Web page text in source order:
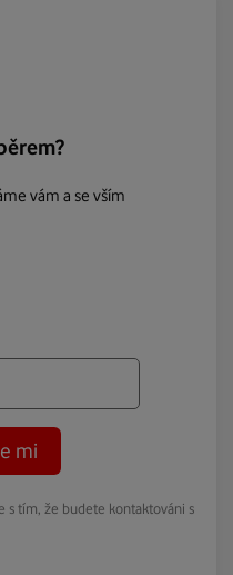
vám a se vším
mi
s tím, že budete kontaktováni s